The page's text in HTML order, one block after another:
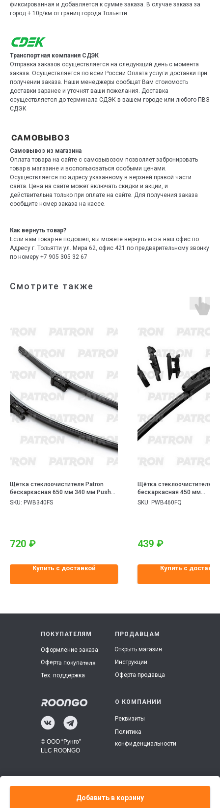
Добавить в корзину
фиксированная и добавляется к сумме заказа. В случае заказа за
город + 10р/км от границ города Тольятти.
Транспортная компания СДЭК
Отправка заказов осуществляется на следующий день с момента
заказа. Осуществляется по всей России Оплата услуги доставки при
получении заказа. Наши менеджеры сообщат Вам стоиомость
доставки заранее и уточнят ваши пожелания. Доставка
осуществляется до терминала СДЭК в вашем городе или любого ПВЗ
СДЭК
Самовывоз из магазина
Оплата товара на сайте с самовывозом позволяет забронировать
товар в магазине и воспользоваться особыми ценами.
Осуществляется по адресу указанному в верхней правой части
сайта. Цена на сайте может включать скидки и акции, и
действительна только при оплате на сайте. Для получения заказа
сообщите номер заказа на кассе.
Как вернуть товар?
Если вам товар не подошел, вы можете вернуть его в наш офис по
Адресу г. Тольятти ул. Мира 62, офис 421 по предварительному звонку
по номеру +7 905 305 32 67
Смотрите также
Щётка стеклоочистителя Patron
бескаркасная 650 мм 340 мм Push
button 19mm 2 шт HYUNDAI / KIA /
SKU: PWB340FS
720 ₽
Купить с доставкой
Щётка стеклоочистителя
бескаркасная 450 мм
мультиадаптер
SKU: PWB460FQ
439 ₽
Купить с
ПРОДАВЦАМ
Оферта продавца
Инструкции
Открыть магазин
ПОКУПАТЕЛЯМ
Тех. поддержка
Оферта покупателя
Оформление заказа
О КОМПАНИИ
Политика
конфиденциальности
Реквизиты
© ООО “Рунго”
LLC ROONGO
Made on Tilda